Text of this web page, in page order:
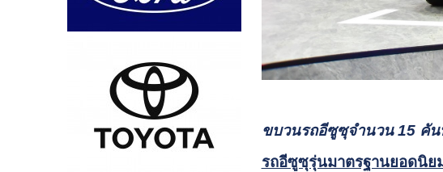
ขบวนรถอีซูซุจำนวน 15 คัน
รถอีซูซุรุ่นมาตรฐานยอดนิย